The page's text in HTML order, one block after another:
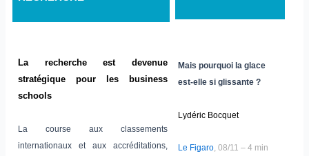
La recherche est devenue
stratégique pour les business
schools
La course aux classements
internationaux et aux accréditations,
Mais pourquoi la glace
est-elle si glissante ?
Lydéric Bocquet
Le Figaro, 08/11 – 4 min